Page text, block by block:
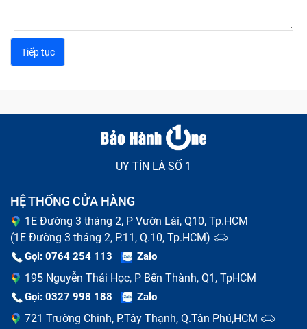
UY TÍN LÀ SỐ 1
HỆ THỐNG CỬA HÀNG
1E Đường 3 tháng 2, P Vườn Lài, Q10, Tp.HCM
(1E Đường 3 tháng 2, P.11, Q.10, Tp.HCM)
Gọi: 0764 254 113 Zalo
195 Nguyễn Thái Học, P Bến Thành, Q1, TpHCM
Gọi: 0327 998 188 Zalo
721 Trường Chinh, P.Tây Thạnh, Q.Tân Phú,HCM